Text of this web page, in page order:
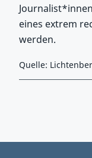
eines extrem
werden.
Quelle: